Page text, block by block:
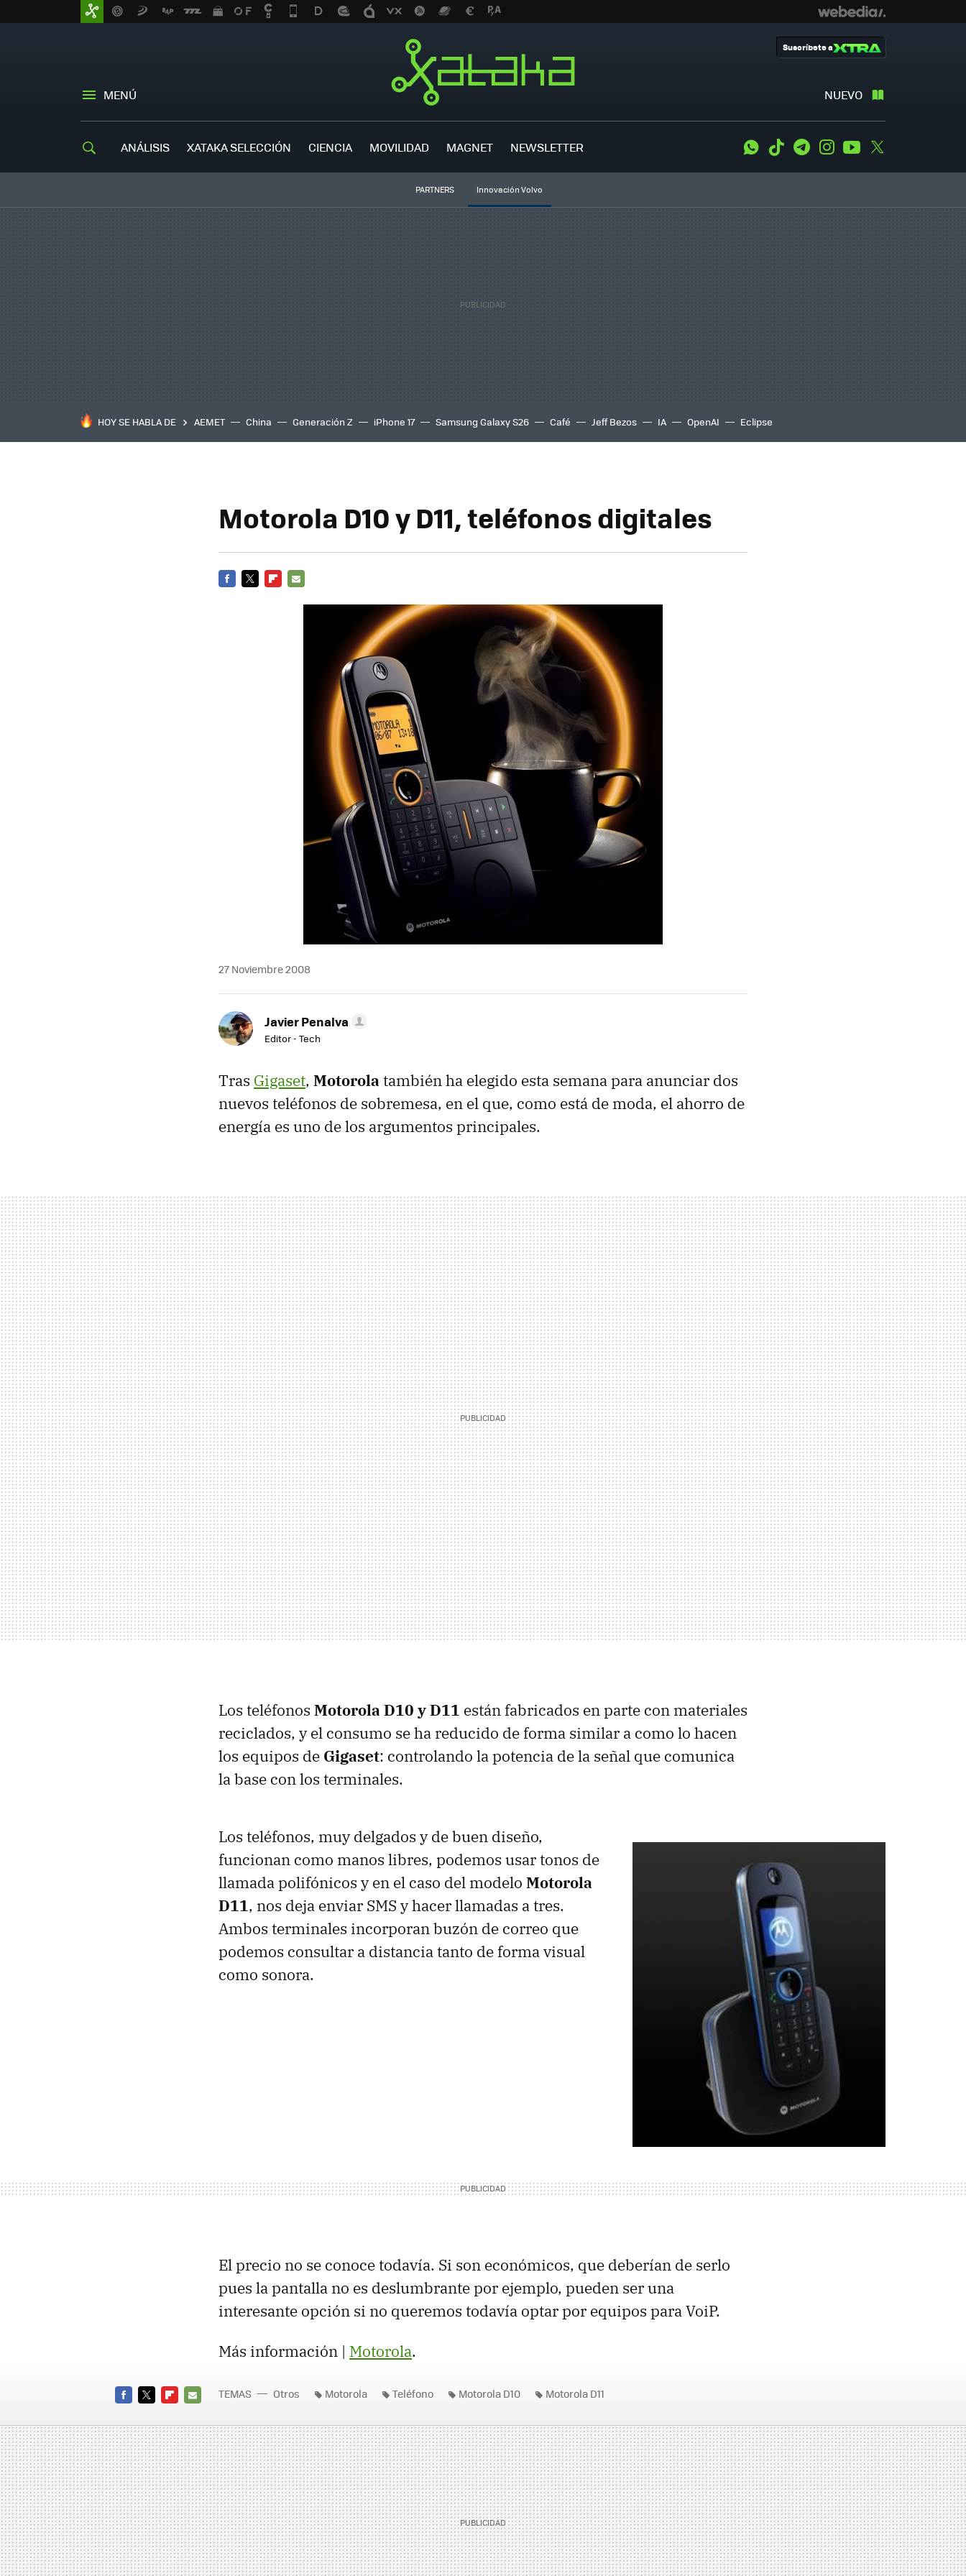
MENÚ NUEVO
Suscríbete a
ANÁLISIS XATAKA SELECCIÓN CIENCIA MOVILIDAD MAGNET NEWSLETTER WhatsApp
Tiktok TelegramInstagramYoutube
PARTNERS Innovación Volvo
HOY SE HABLA DE AEMET China Generación Z iPhone 17 Samsung Galaxy S26 Café Jeff Bezos IA OpenAI Eclipse
Motorola D10 y D11, teléfonos digitales
27 Noviembre 2008
Javier Penalva
Editor - Tech
Tras Gigaset, Motorola también ha elegido esta semana para anunciar dos
nuevos teléfonos de sobremesa, en el que, como está de moda, el ahorro de
energía es uno de los argumentos principales.
Los teléfonos Motorola D10 y D11 están fabricados en parte con materiales
reciclados, y el consumo se ha reducido de forma similar a como lo hacen
los equipos de Gigaset: controlando la potencia de la señal que comunica
la base con los terminales.
Los teléfonos, muy delgados y de buen diseño,
funcionan como manos libres, podemos usar tonos de
llamada polifónicos y en el caso del modelo Motorola
D11, nos deja enviar SMS y hacer llamadas a tres.
Ambos terminales incorporan buzón de correo que
podemos consultar a distancia tanto de forma visual
como sonora.
El precio no se conoce todavía. Si son económicos, que deberían de serlo
pues la pantalla no es deslumbrante por ejemplo, pueden ser una
interesante opción si no queremos todavía optar por equipos para VoiP.
Más información | Motorola.
MAIL
TEMAS Otros Motorola Teléfono Motorola D10 Motorola D11